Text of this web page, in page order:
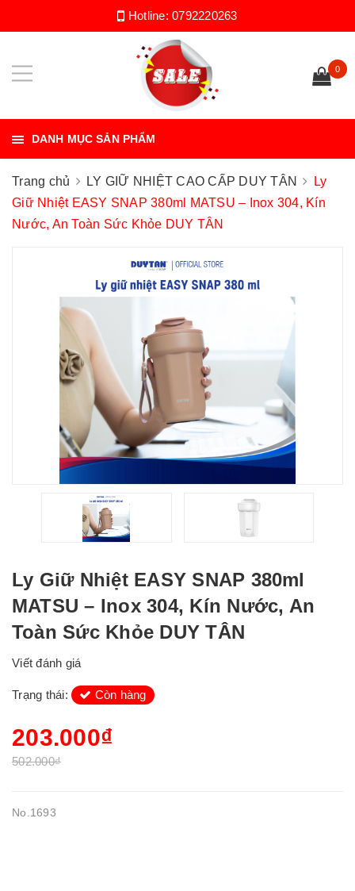
Hotline:0792220263
0
DANH MỤC SẢN PHẨM
Trang chủ LY GIỮ NHIỆT CAO CẤP DUY TÂN
Ly
Giữ Nhiệt EASY SNAP 380ml MATSU – Inox 304, Kín
Nước, An Toàn Sức Khỏe DUY TÂN
Ly Giữ Nhiệt EASY SNAP 380ml
MATSU – Inox 304, Kín Nước, An
Toàn Sức Khỏe DUY TÂN
Viết đánh giá
Trạng thái: Còn hàng
203.000₫
502.000₫
No.1693